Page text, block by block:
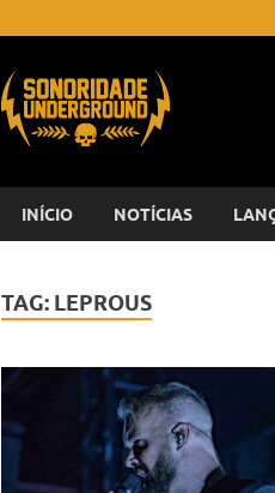
INÍCIO NOTÍCIAS
TAG: LEPROUS